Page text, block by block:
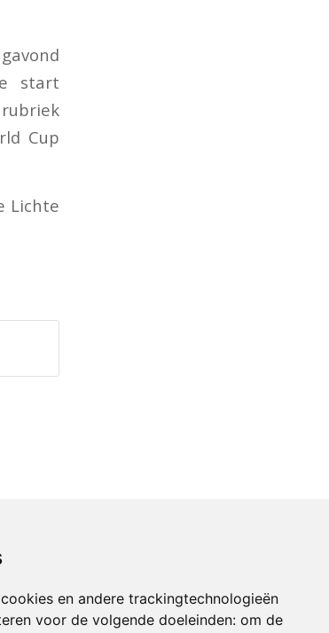
en andere trackingtechnologieën
voor de volgende doeleinden: om de
start
Cup
Lichte